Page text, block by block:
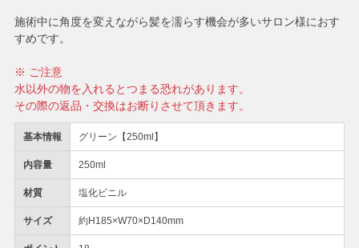
基本情報 グリーン【250ml】
内容量 250ml
材質 塩化ビニル
サイズ 約H185×W70×D140mm
施術中に角度を変えながら髪を濡らす機会が多いサロン様におす
すめです。
※ ご注意
水以外の物を入れるとつまる恐れがあります。
その際の返品・交換はお断りさせて頂きます。